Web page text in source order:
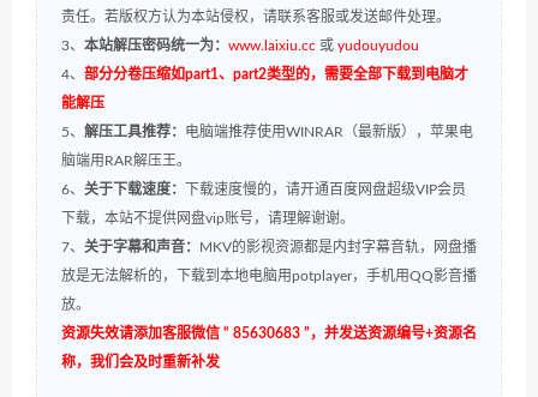
责任。若版权方认为本站侵权，请联系客服或发送邮件处理。
3、 本站解压密码统一为： www.laixiu.cc 或 yudouyudou
4、 部分分卷压缩如part1、part2类型的，需要全部下载到电脑才
能解压
5、 解压工具推荐： 电脑端推荐使用WINRAR（最新版），苹果电
脑端用RAR解压王。
6、 关于下载速度：
下载速度慢的，请开通百度网盘超级VIP会员
下载，本站不提供网盘vip账号，请理解谢谢。
7、 关于字幕和声音：
MKV的影视资源都是内封字幕音轨，网盘播
放是无法解析的，下载到本地电脑用potplayer，手机用QQ影音播
放。
资源失效请添加客服微信 “ 85630683 ”，并发送资源编号+资源名
称，我们会及时重新补发